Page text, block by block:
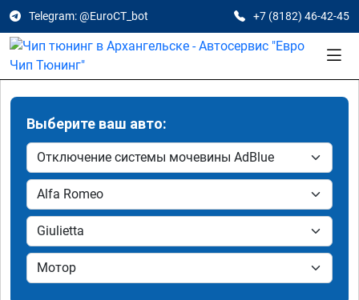
Telegram: @EuroCT_bot +7 (8182) 46-42-45
Выберите ваш авто: